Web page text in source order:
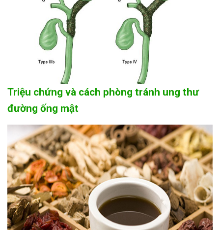
Triệu chứng và cách phòng tránh ung thư
đường ống mật